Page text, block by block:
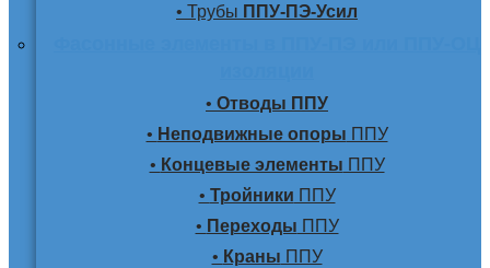
• Трубы ППУ-ПЭ-Усил
• Отводы ППУ
• Неподвижные опоры ППУ
• Концевые элементы ППУ
• Тройники ППУ
• Переходы ППУ
• Краны ППУ